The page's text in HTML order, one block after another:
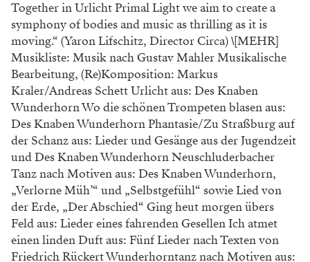
Together in Urlicht Primal Light we aim to create a
symphony of bodies and music as thrilling as it is
moving.“ (Yaron Lifschitz, Director Circa) \[MEHR]
Musikliste: Musik nach Gustav Mahler Musikalische
Bearbeitung, (Re)Komposition: Markus
Kraler/Andreas Schett Urlicht aus: Des Knaben
Wunderhorn Wo die schönen Trompeten blasen aus:
Des Knaben Wunderhorn Phantasie/Zu Straßburg auf
der Schanz aus: Lieder und Gesänge aus der Jugendzeit
und Des Knaben Wunderhorn Neuschluderbacher
Tanz nach Motiven aus: Des Knaben Wunderhorn,
„Verlorne Müh’“ und „Selbstgefühl“ sowie Lied von
der Erde, „Der Abschied“ Ging heut morgen übers
Feld aus: Lieder eines fahrenden Gesellen Ich atmet
einen linden Duft aus: Fünf Lieder nach Texten von
Friedrich Rückert Wunderhorntanz nach Motiven aus: